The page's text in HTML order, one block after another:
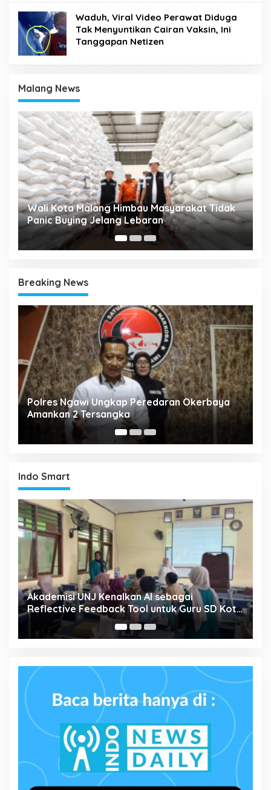
Waduh, Viral Video Perawat Diduga
Tak Menyuntikan Cairan Vaksin, Ini
Tanggapan Netizen
Malang News
RAT KPRI Gajayana, Wali Kota Malang Dorong
Koperasi Jadi Pilar Kesejahteraan ASN
Breaking News
Polda Jatim Ungkap 178 Kasus 3C, Amankan
206 Tersangka Selama Juli 2026
Indo Smart
Simak, Minum Kopi Saat Sakit Boleh Atau
Tidak? Ini Penjelasannya